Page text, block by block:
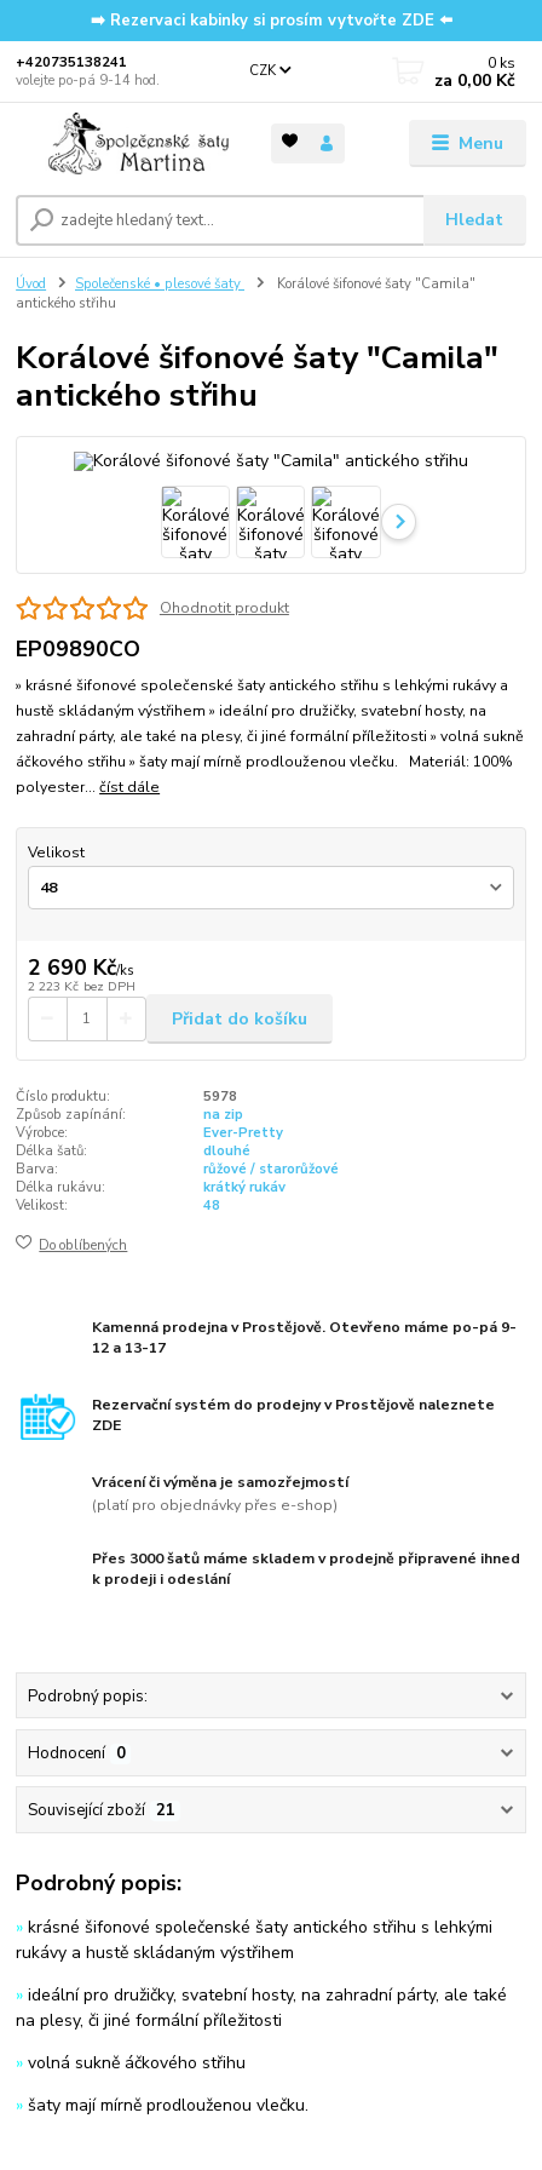
➡️ Rezervaci kabinky si prosím vytvořte ZDE ⬅️
Menu
CZK
Hledat
‭+420735138241
volejte po-pá 9-14 hod.
0 ks
za 0,00 Kč
Úvod Společenské • plesové šaty
Korálové šifonové šaty "Camila"
antického střihu
Korálové šifonové šaty "Camila"
antického střihu
Ohodnotit produkt
EP09890CO
» krásné šifonové společenské šaty antického střihu s lehkými rukávy a
hustě skládaným výstřihem » ideální pro družičky, svatební hosty, na
zahradní párty, ale také na plesy, či jiné formální příležitosti » volná sukně
áčkového střihu » šaty mají mírně prodlouženou vlečku. Materiál: 100%
polyester...číst dále
Velikost
2 690 Kč/ks
2 223 Kč bez DPH
Přidat do košíku
Číslo produktu:
5978
Způsob zapínání:
na zip
Výrobce:
Ever-Pretty
Délka šatů:
dlouhé
Barva:
růžové / starorůžové
Délka rukávu:
krátký rukáv
Velikost:
48
Do oblíbených
Kamenná prodejna v Prostějově. Otevřeno máme po-pá 9-
12 a 13-17
Rezervační systém do prodejny v Prostějově naleznete
ZDE
Vrácení či výměna je samozřejmostí
(platí pro objednávky přes e-shop)
Přes 3000 šatů máme skladem v prodejně připravené ihned
k prodeji i odeslání
Podrobný popis:
Hodnocení 0
Související zboží 21
Podrobný popis:
» krásné šifonové společenské šaty antického střihu s lehkými
rukávy a hustě skládaným výstřihem
» ideální pro družičky, svatební hosty, na zahradní párty, ale také
na plesy, či jiné formální příležitosti
» volná sukně áčkového střihu
» šaty mají mírně prodlouženou vlečku.